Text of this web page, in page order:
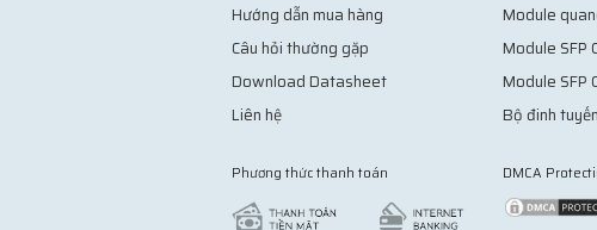
Hướng dẫn mua hàng
Câu hỏi thường gặp
Download Datasheet
Liên hệ
Phương thức thanh toán
Module
Module SFP
Module SFP
Bộ đinh
DMCA